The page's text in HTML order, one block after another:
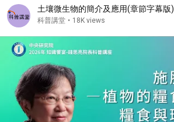
土壤微生物的簡介及應用(章節字幕版)
科普講堂 • 18K views